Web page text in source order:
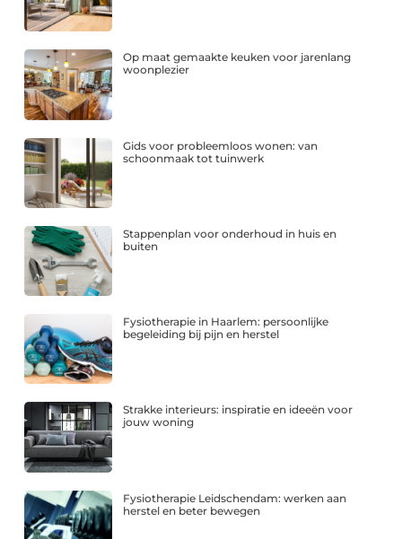
Op maat gemaakte keuken voor jarenlang
woonplezier
Gids voor probleemloos wonen: van
schoonmaak tot tuinwerk
Stappenplan voor onderhoud in huis en
buiten
Fysiotherapie in Haarlem: persoonlijke
begeleiding bij pijn en herstel
Strakke interieurs: inspiratie en ideeën voor
jouw woning
Fysiotherapie Leidschendam: werken aan
herstel en beter bewegen